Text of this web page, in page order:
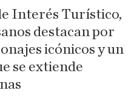
Interés Turístico,
destacan por
icónicos y un
se extiende